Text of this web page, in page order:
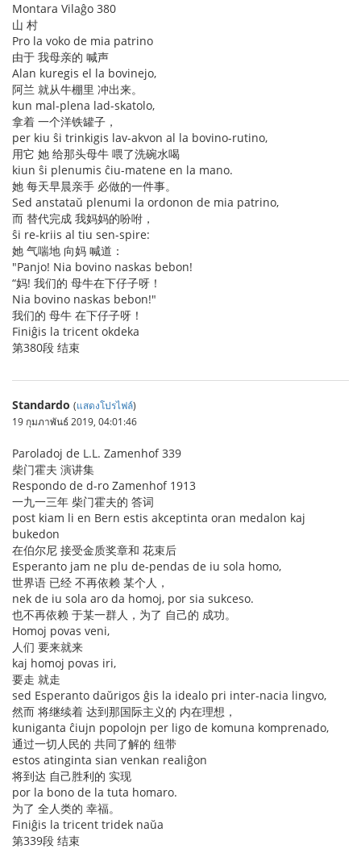
Montara Vilaĝo 380
山 村
Pro la voko de mia patrino
由于 我母亲的 喊声
Alan kuregis el la bovinejo,
阿兰 就从牛棚里 冲出来。
kun mal-plena lad-skatolo,
拿着 一个洋铁罐子，
per kiu ŝi trinkigis lav-akvon al la bovino-rutino,
用它 她 给那头母牛 喂了洗碗水喝
kiun ŝi plenumis ĉiu-matene en la mano.
她 每天早晨亲手 必做的一件事。
Sed anstataŭ plenumi la ordonon de mia patrino,
而 替代完成 我妈妈的吩咐，
ŝi re-kriis al tiu sen-spire:
她 气喘地 向妈 喊道：
"Panjo! Nia bovino naskas bebon!
“妈! 我们的 母牛在下仔子呀！
Nia bovino naskas bebon!"
我们的 母牛 在下仔子呀！
Finiĝis la tricent okdeka
第380段 结束
Standardo (แสดงโปรไฟล์)
19 กุมภาพันธ์ 2019, 04:01:46
Paroladoj de L.L. Zamenhof 339
柴门霍夫 演讲集
Respondo de d-ro Zamenhof 1913
一九一三年 柴门霍夫的 答词
post kiam li en Bern estis akceptinta oran medalon kaj
bukedon
在伯尔尼 接受金质奖章和 花束后
Esperanto jam ne plu de-pendas de iu sola homo,
世界语 已经 不再依赖 某个人，
nek de iu sola aro da homoj, por sia sukceso.
也不再依赖 于某一群人，为了 自己的 成功。
Homoj povas veni,
人们 要来就来
kaj homoj povas iri,
要走 就走
sed Esperanto daŭrigos ĝis la idealo pri inter-nacia lingvo,
然而 将继续着 达到那国际主义的 内在理想，
kuniganta ĉiujn popolojn per ligo de komuna komprenado,
通过一切人民的 共同了解的 纽带
estos atinginta sian venkan realiĝon
将到达 自己胜利的 实现
por la bono de la tuta homaro.
为了 全人类的 幸福。
Finiĝis la tricent tridek naŭa
第339段 结束